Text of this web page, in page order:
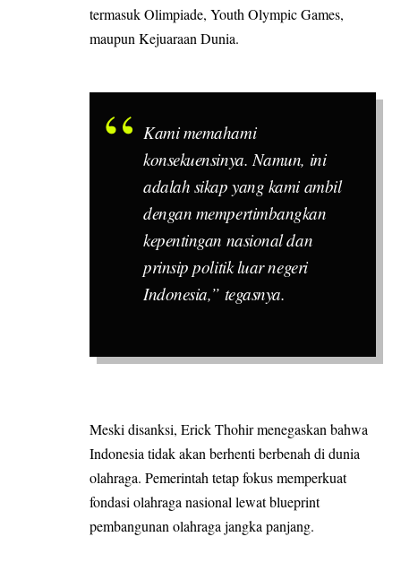
termasuk Olimpiade, Youth Olympic Games,
maupun Kejuaraan Dunia.
Kami memahami
konsekuensinya. Namun, ini
adalah sikap yang kami ambil
dengan mempertimbangkan
kepentingan nasional dan
prinsip politik luar negeri
Indonesia,” tegasnya.
Meski disanksi, Erick Thohir menegaskan bahwa
Indonesia tidak akan berhenti berbenah di dunia
olahraga. Pemerintah tetap fokus memperkuat
fondasi olahraga nasional lewat blueprint
pembangunan olahraga jangka panjang.